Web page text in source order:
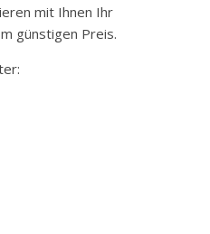
mit Ihnen Ihr
günstigen Preis.